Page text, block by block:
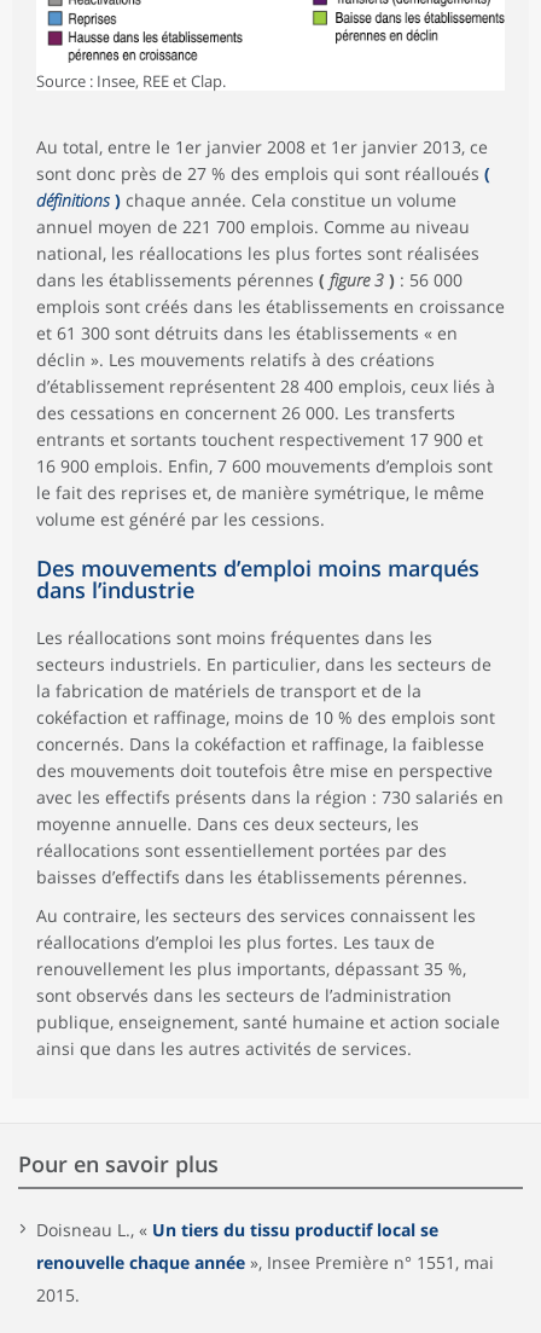
Source : Insee, REE et Clap.
Au total, entre le 1er janvier 2008 et 1er janvier 2013, ce
sont donc près de 27 % des emplois qui sont réalloués (
définitions ) chaque année. Cela constitue un volume
annuel moyen de 221 700 emplois. Comme au niveau
national, les réallocations les plus fortes sont réalisées
dans les établissements pérennes ( figure 3 ) : 56 000
emplois sont créés dans les établissements en croissance
et 61 300 sont détruits dans les établissements « en
déclin ». Les mouvements relatifs à des créations
d’établissement représentent 28 400 emplois, ceux liés à
des cessations en concernent 26 000. Les transferts
entrants et sortants touchent respectivement 17 900 et
16 900 emplois. Enfin, 7 600 mouvements d’emplois sont
le fait des reprises et, de manière symétrique, le même
volume est généré par les cessions.
Des mouvements d’emploi moins marqués
dans l’industrie
Les réallocations sont moins fréquentes dans les
secteurs industriels. En particulier, dans les secteurs de
la fabrication de matériels de transport et de la
cokéfaction et raffinage, moins de 10 % des emplois sont
concernés. Dans la cokéfaction et raffinage, la faiblesse
des mouvements doit toutefois être mise en perspective
avec les effectifs présents dans la région : 730 salariés en
moyenne annuelle. Dans ces deux secteurs, les
réallocations sont essentiellement portées par des
baisses d’effectifs dans les établissements pérennes.
Au contraire, les secteurs des services connaissent les
réallocations d’emploi les plus fortes. Les taux de
renouvellement les plus importants, dépassant 35 %,
sont observés dans les secteurs de l’administration
publique, enseignement, santé humaine et action sociale
ainsi que dans les autres activités de services.
Pour en savoir plus
Doisneau L., « Un tiers du tissu productif local se
renouvelle chaque année », Insee Première n° 1551, mai
2015.